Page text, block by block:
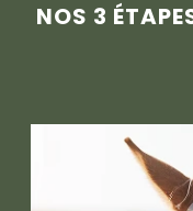
NOS 3